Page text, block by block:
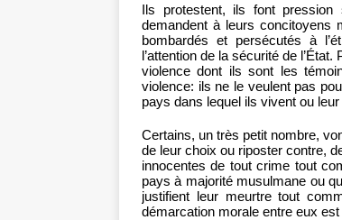
Ils protestent, ils font
demandent à leurs concitoyens
bombardés et persécutés à
l’attention de la sécurité de
violence dont ils sont les
violence: ils ne le veulent pas
pays dans lequel ils vivent ou leur
Certains, un très petit nombre,
de leur choix ou riposter contre,
innocentes de tout crime tout
pays à majorité musulmane ou
justifient leur meurtre tout
démarcation morale entre eux